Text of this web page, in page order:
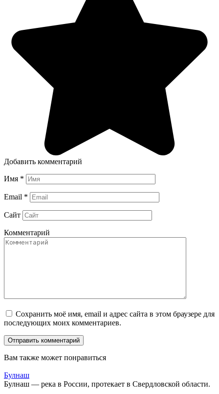
Добавить комментарий
Имя *
Email *
Сайт
Комментарий
Сохранить моё имя, email и адрес сайта в этом браузере для
последующих моих комментариев.
Вам также может понравиться
Булнаш
Булнаш — река в России, протекает в Свердловской области.